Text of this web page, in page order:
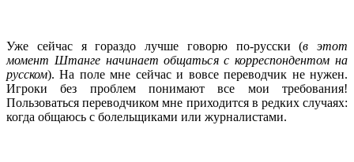
Уже сейчас я гораздо лучше говорю по-русски (в этот
момент Штанге начинает общаться с корреспондентом на
русском). На поле мне сейчас и вовсе переводчик не нужен.
Игроки без проблем понимают все мои требования!
Пользоваться переводчиком мне приходится в редких случаях:
когда общаюсь с болельщиками или журналистами.